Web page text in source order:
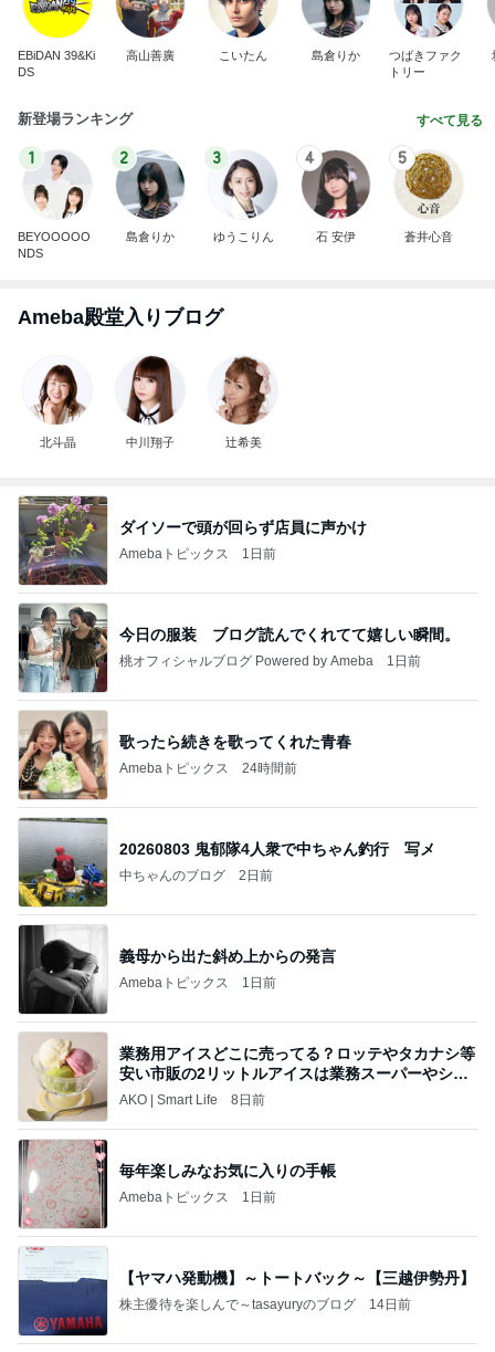
EBiDAN 39&Ki
DS
高山善廣 こいたん 島倉りか
つばきファク
トリー
新登場ランキング すべて見る
1
BEYOOOOO
NDS
2
島倉りか
3
ゆうこりん
4
石 安伊
5
蒼井心音
Ameba殿堂入りブログ
北斗晶 中川翔子 辻希美
ダイソーで頭が回らず店員に声かけ
Amebaトピックス 1日前
今日の服装 ブログ読んでくれてて嬉しい瞬間。
桃オフィシャルブログ Powered by Ameba 1日前
歌ったら続きを歌ってくれた青春
Amebaトピックス 24時間前
20260803 鬼郁隊4人衆で中ちゃん釣行 写メ
中ちゃんのブログ 2日前
義母から出た斜め上からの発言
Amebaトピックス 1日前
業務用アイスどこに売ってる？ロッテやタカナシ等
安い市販の2リットルアイスは業務スーパーやシャ
トレ
AKO | Smart Life 8日前
毎年楽しみなお気に入りの手帳
Amebaトピックス 1日前
【ヤマハ発動機】～トートバック～【三越伊勢丹】
株主優待を楽しんで～tasayuryのブログ 14日前